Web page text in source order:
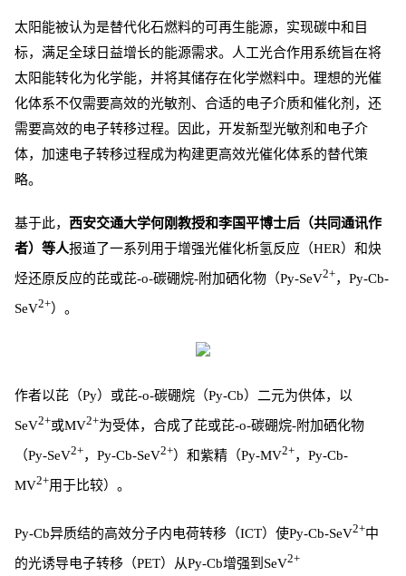
太阳能被认为是替代化石燃料的可再生能源，实现碳中和目
标，满足全球日益增长的能源需求。人工光合作用系统旨在将
太阳能转化为化学能，并将其储存在化学燃料中。理想的光催
化体系不仅需要高效的光敏剂、合适的电子介质和催化剂，还
需要高效的电子转移过程。因此，开发新型光敏剂和电子介
体，加速电子转移过程成为构建更高效光催化体系的替代策
略。
基于此， 西安交通大学何刚教授和李国平博士后（共同通讯作
者）等人报道了一系列用于增强光催化析氢反应（HER）和炔
烃还原反应的芘或芘-o-碳硼烷-附加硒化物（Py-SeV2+，Py-Cb-
SeV2+）。
作者以芘（Py）或芘-o-碳硼烷（Py-Cb）二元为供体，以
SeV2+或MV2+为受体，合成了芘或芘-o-碳硼烷-附加硒化物
（Py-SeV2+，Py-Cb-SeV2+）和紫精（Py-MV2+，Py-Cb-
MV2+用于比较）。
Py-Cb异质结的高效分子内电荷转移（ICT）使Py-Cb-SeV2+中
的光诱导电子转移（PET）从Py-Cb增强到SeV2+